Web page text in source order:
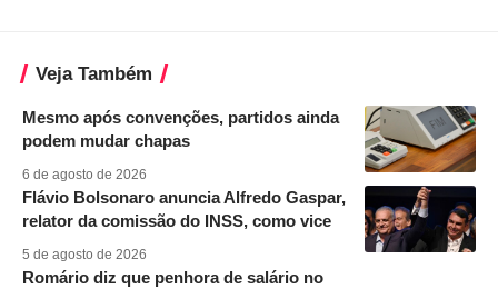
Veja Também
Mesmo após convenções, partidos ainda
podem mudar chapas
6 de agosto de 2026
Flávio Bolsonaro anuncia Alfredo Gaspar,
relator da comissão do INSS, como vice
5 de agosto de 2026
Romário diz que penhora de salário no